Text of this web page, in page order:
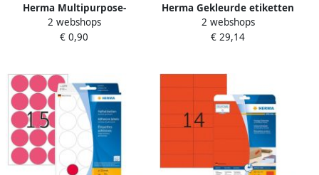
Herma Multipurpose-
etiketten Ã 13 mm rond
rood permanent hechtend
2 webshops
€ 0,90
Herma Gekleurde etiketten
A4 70 x 37 mm rood
permanent hechtend
2 webshops
€ 29,14